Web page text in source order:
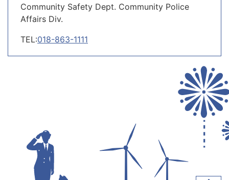
Community Safety Dept. Community Police
Affairs Div.
TEL:018-863-1111